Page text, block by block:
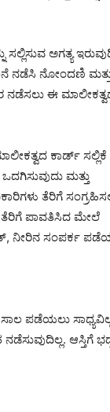
ಅಗತ್ಯ
ನಡೆಸಿ ನೋಂದಣಿ
ನಡೆಸಲು ಈ
ಕಾರ್ಡ್ ಸಲ್ಲಿಕೆ
ಮತ್ತು
ತೆರಿಗೆ
ತೆರಿಗೆ ಪಾವತಿಸಿದ ಮೇಲೆ
ನೀರಿನ ಸಂಪರ್ಕ
ಪಡೆಯಲು
ಆಸ್ತಿಗೆ